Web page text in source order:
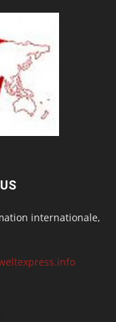
internationale,